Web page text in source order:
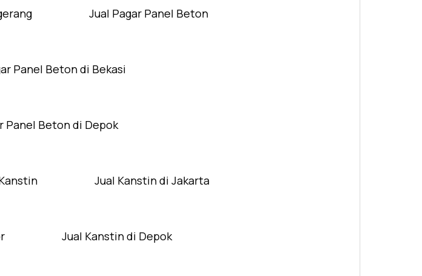
Jual Pagar Panel Beton
Panel Beton di Bekasi
Panel Beton di Depok
Jual Kanstin di Jakarta
Jual Kanstin di Depok